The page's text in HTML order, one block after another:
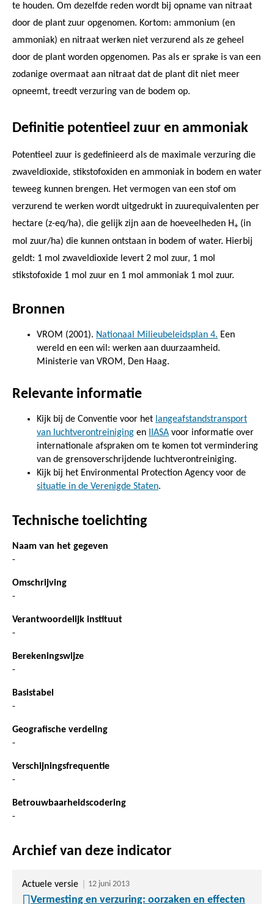
te houden. Om dezelfde reden wordt bij opname van nitraat
door de plant zuur opgenomen. Kortom: ammonium (en
ammoniak) en nitraat werken niet verzurend als ze geheel
door de plant worden opgenomen. Pas als er sprake is van een
zodanige overmaat aan nitraat dat de plant dit niet meer
opneemt, treedt verzuring van de bodem op.
Definitie potentieel zuur en ammoniak
Potentieel zuur is gedefinieerd als de maximale verzuring die
zwaveldioxide, stikstofoxiden en ammoniak in bodem en water
teweeg kunnen brengen. Het vermogen van een stof om
verzurend te werken wordt uitgedrukt in zuurequivalenten per
hectare (z-eq/ha), die gelijk zijn aan de hoeveelheden H+(in
mol zuur/ha) die kunnen ontstaan in bodem of water. Hierbij
geldt: 1 mol zwaveldioxide levert 2 mol zuur, 1 mol
stikstofoxide 1 mol zuur en 1 mol ammoniak 1 mol zuur.
Bronnen
VROM (2001). Nationaal Milieubeleidsplan 4. Een
wereld en een wil: werken aan duurzaamheid.
Ministerie van VROM, Den Haag.
Relevante informatie
Kijk bij de Conventie voor het langeafstandstransport
van luchtverontreiniging en IIASA voor informatie over
internationale afspraken om te komen tot vermindering
van de grensoverschrijdende luchtverontreiniging.
Kijk bij het Environmental Protection Agency voor de
situatie in de Verenigde Staten.
Technische toelichting
Naam van het gegeven
-
Omschrijving
-
Verantwoordelijk instituut
-
Berekeningswijze
-
Basistabel
-
Geografische verdeling
-
Verschijningsfrequentie
-
Betrouwbaarheidscodering
-
Archief van deze indicator
Actuele versie 12 juni 2013
Vermesting en verzuring: oorzaken en effecten